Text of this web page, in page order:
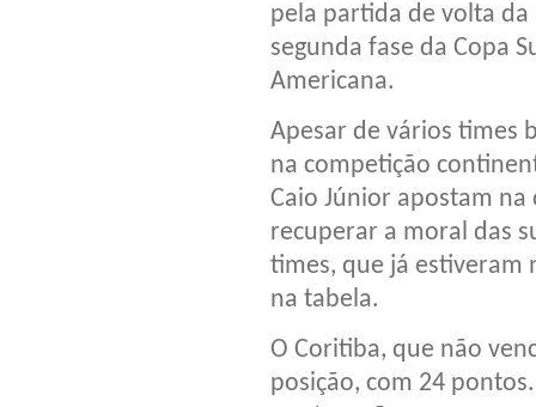
pela partida de volta da
segunda fase da Copa
Americana.
Apesar de vários times
na competição
Caio Júnior apostam na
recuperar a moral das
times, que já estiveram
na tabela.
O Coritiba, que não
posição, com 24